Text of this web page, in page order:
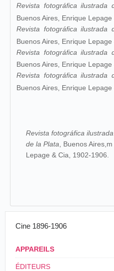
Revista fotográfica
Buenos Aires, Enrique Lepage
Revista fotográfica
Buenos Aires, Enrique Lepage
Revista fotográfica
Buenos Aires, Enrique Lepage
Revista fotográfica
Buenos Aires, Enrique Lepage
Revista fotográfica
de la Plata , Buenos
Lepage & Cia, 1902-1906.
Cine 1896-1906
APPAREILS
ÉDITEURS